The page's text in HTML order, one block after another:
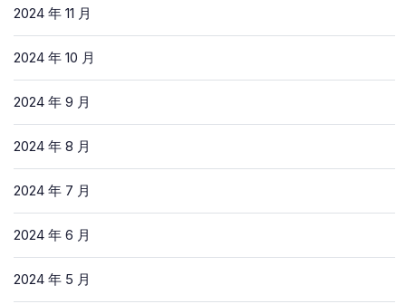
2024 年 11 月
2024 年 10 月
2024 年 9 月
2024 年 8 月
2024 年 7 月
2024 年 6 月
2024 年 5 月